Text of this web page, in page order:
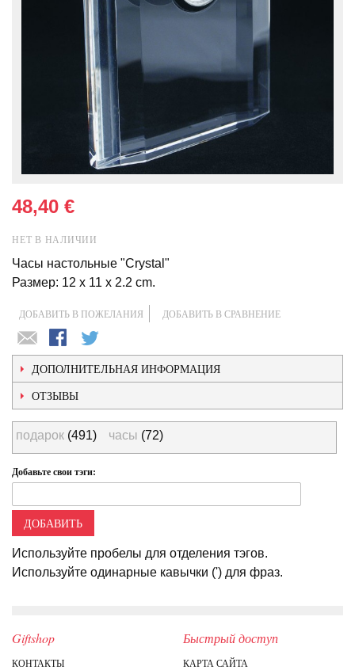
48,40 €
НЕТ В НАЛИЧИИ
Часы настольные "Crystal"
Размер: 12 x 11 x 2.2 cm.
ДОБАВИТЬ В ПОЖЕЛАНИЯ ДОБАВИТЬ В СРАВНЕНИЕ
ДОПОЛНИТЕЛЬНАЯ ИНФОРМАЦИЯ
ОТЗЫВЫ
подарок (491) часы (72)
Добавьте свои тэги:
ДОБАВИТЬ
Используйте пробелы для отделения тэгов.
Используйте одинарные кавычки (') для фраз.
Giftshop
КОНТАКТЫ
Быстрый доступ
КАРТА САЙТА